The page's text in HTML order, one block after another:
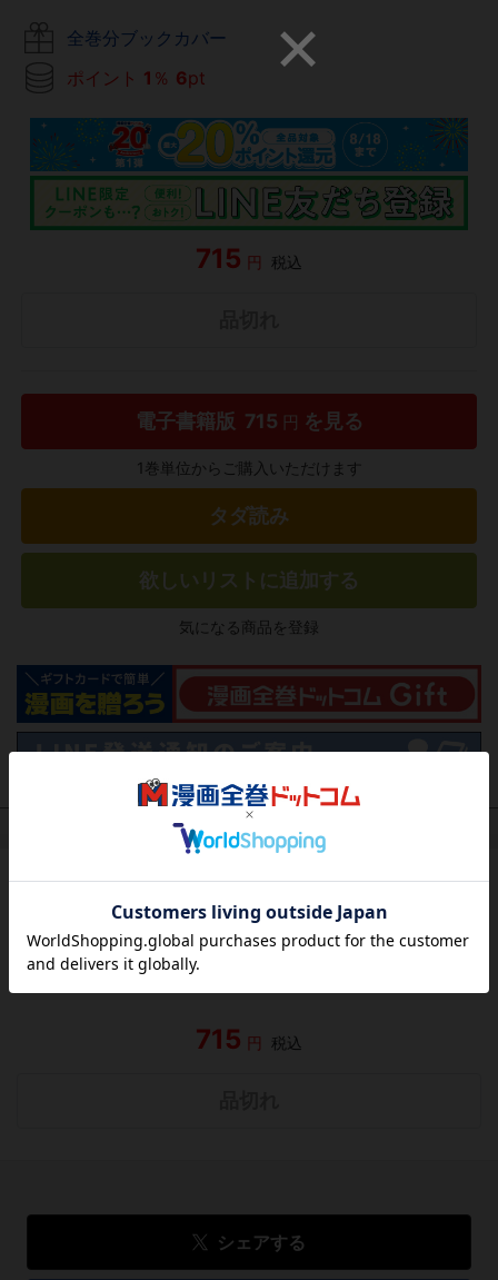
全巻分ブックカバー
ポイント 1 ％ 6pt
715 円 税込
電子書籍版 715 円 を見る
1巻単位からご購入いただけます
タダ読み
欲しいリストに追加する
気になる商品を登録
（関連商品を含む）
この作品にはまだレビューがありません。 今後読まれる
方のために感想を共有してもらえませんか？
レビューを書く
715 円 税込
シェアする